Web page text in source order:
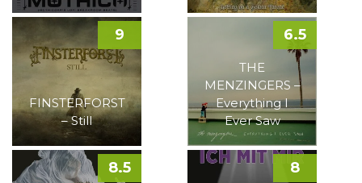
FINSTERFORST
– Still
9
THE
MENZINGERS –
Everything I
Ever Saw
6.5
8.5 8